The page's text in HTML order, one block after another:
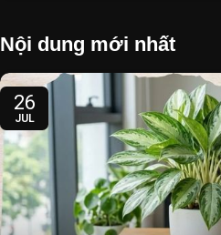
Nội dung mới nhất
26
JUL